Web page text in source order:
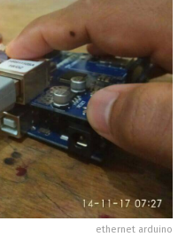
ethernet arduino